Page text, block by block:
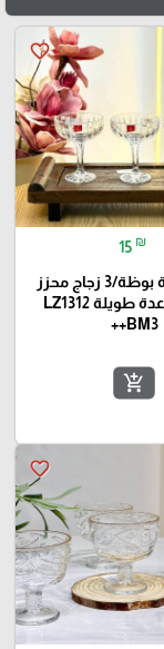
favorite_border
15 ₪
طقم كاسة بوظة/3 زجاج محزز
235مل قاعدة طويلة LZ1312
++BM3
add_shopping_cart
favorite_border